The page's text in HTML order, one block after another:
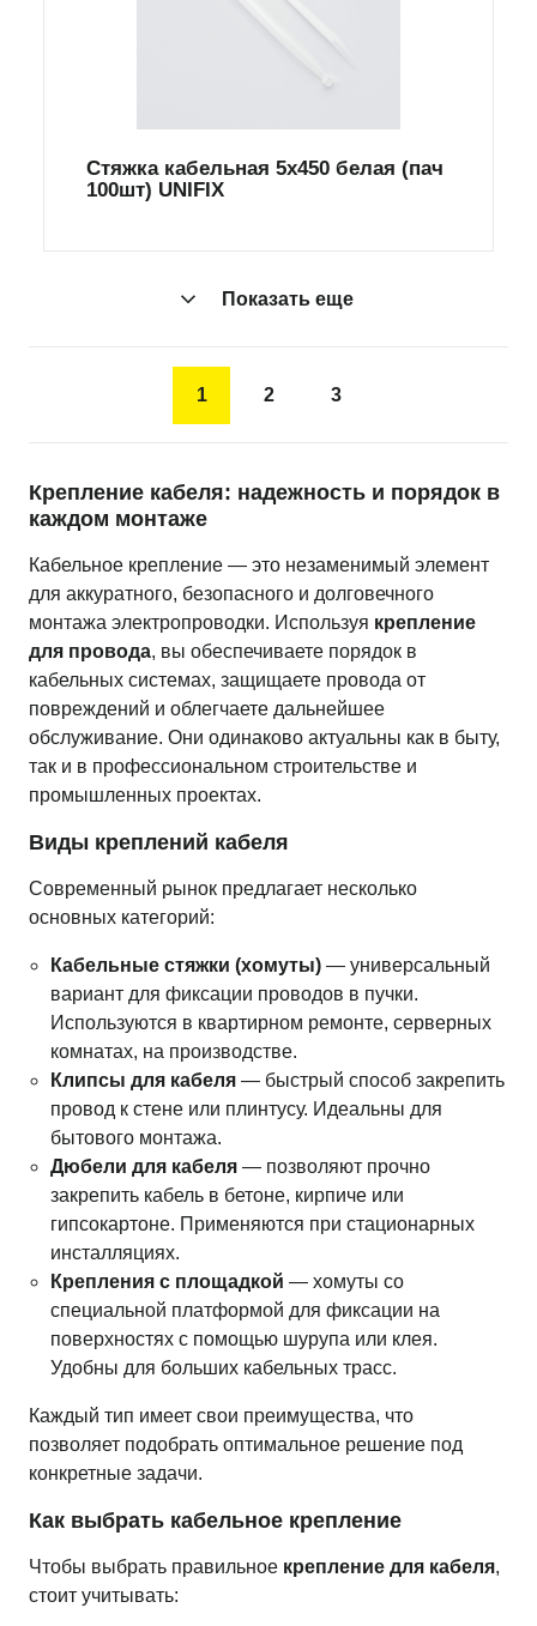
Стяжка кабельная 5х450 ​​белая (пач
100шт) UNIFIX
Показать еще
1 2 3
Крепление кабеля: надежность и порядок в
каждом монтаже
Кабельное крепление — это незаменимый элемент
для аккуратного, безопасного и долговечного
монтажа электропроводки. Используя крепление
для провода, вы обеспечиваете порядок в
кабельных системах, защищаете провода от
повреждений и облегчаете дальнейшее
обслуживание. Они одинаково актуальны как в быту,
так и в профессиональном строительстве и
промышленных проектах.
Виды креплений кабеля
Современный рынок предлагает несколько
основных категорий:
Кабельные стяжки (хомуты) — универсальный
вариант для фиксации проводов в пучки.
Используются в квартирном ремонте, серверных
комнатах, на производстве.
Клипсы для кабеля — быстрый способ закрепить
провод к стене или плинтусу. Идеальны для
бытового монтажа.
Дюбели для кабеля — позволяют прочно
закрепить кабель в бетоне, кирпиче или
гипсокартоне. Применяются при стационарных
инсталляциях.
Крепления с площадкой — хомуты со
специальной платформой для фиксации на
поверхностях с помощью шурупа или клея.
Удобны для больших кабельных трасс.
Каждый тип имеет свои преимущества, что
позволяет подобрать оптимальное решение под
конкретные задачи.
Как выбрать кабельное крепление
Чтобы выбрать правильное крепление для кабеля,
стоит учитывать: